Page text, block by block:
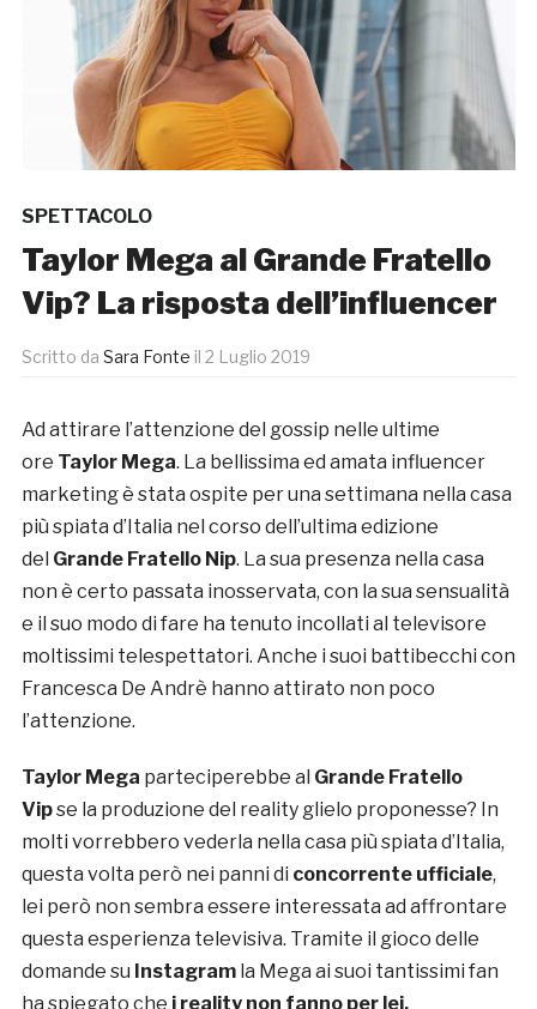
SPETTACOLO
Taylor Mega al Grande Fratello
Vip? La risposta dell’influencer
Scritto da Sara Fonte il 2 Luglio 2019
Ad attirare l’attenzione del gossip nelle ultime
ore Taylor Mega. La bellissima ed amata influencer
marketing è stata ospite per una settimana nella casa
più spiata d’Italia nel corso dell’ultima edizione
del Grande Fratello Nip. La sua presenza nella casa
non è certo passata inosservata, con la sua sensualità
e il suo modo di fare ha tenuto incollati al televisore
moltissimi telespettatori. Anche i suoi battibecchi con
Francesca De Andrè hanno attirato non poco
l’attenzione.
Taylor Mega parteciperebbe al Grande Fratello
Vipse la produzione del reality glielo proponesse? In
molti vorrebbero vederla nella casa più spiata d’Italia,
questa volta però nei panni di concorrente ufficiale,
lei però non sembra essere interessata ad affrontare
questa esperienza televisiva. Tramite il gioco delle
domande su Instagram la Mega ai suoi tantissimi fan
ha spiegato che i reality non fanno per lei.